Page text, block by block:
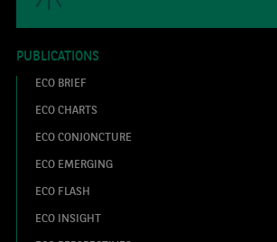
PUBLICATIONS
ECO BRIEF
ECO CHARTS
ECO CONJONCTURE
ECO EMERGING
ECO FLASH
ECO INSIGHT